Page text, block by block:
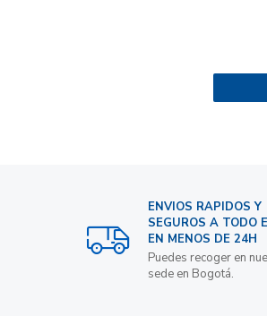
ENVIOS RAPIDOS Y
SEGUROS A TODO
EN MENOS DE 24H
Puedes recoger en
sede en Bogotá.